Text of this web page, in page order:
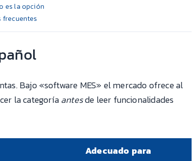
es la opción
frecuentes
Bajo «software MES» el mercado ofrece al
la categoríaantesde leer funcionalidades
Adecuado para